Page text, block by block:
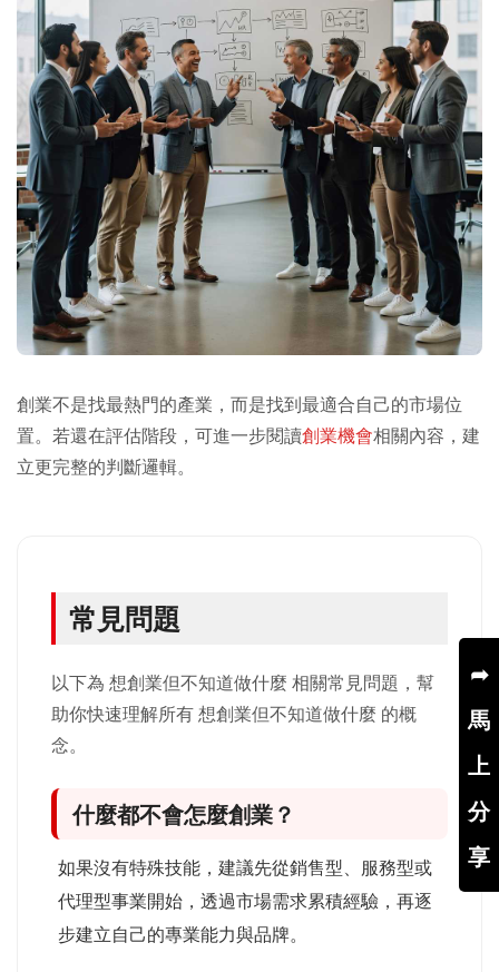
創業不是找最熱門的產業，而是找到最適合自己的市場位
置。若還在評估階段，可進一步閱讀創業機會相關內容，建
立更完整的判斷邏輯。
常見問題
以下為 想創業但不知道做什麼 相關常見問題，幫
助你快速理解所有 想創業但不知道做什麼 的概
念。
什麼都不會怎麼創業？
如果沒有特殊技能，建議先從銷售型、服務型或
代理型事業開始，透過市場需求累積經驗，再逐
步建立自己的專業能力與品牌。
➦
馬
上
分
享